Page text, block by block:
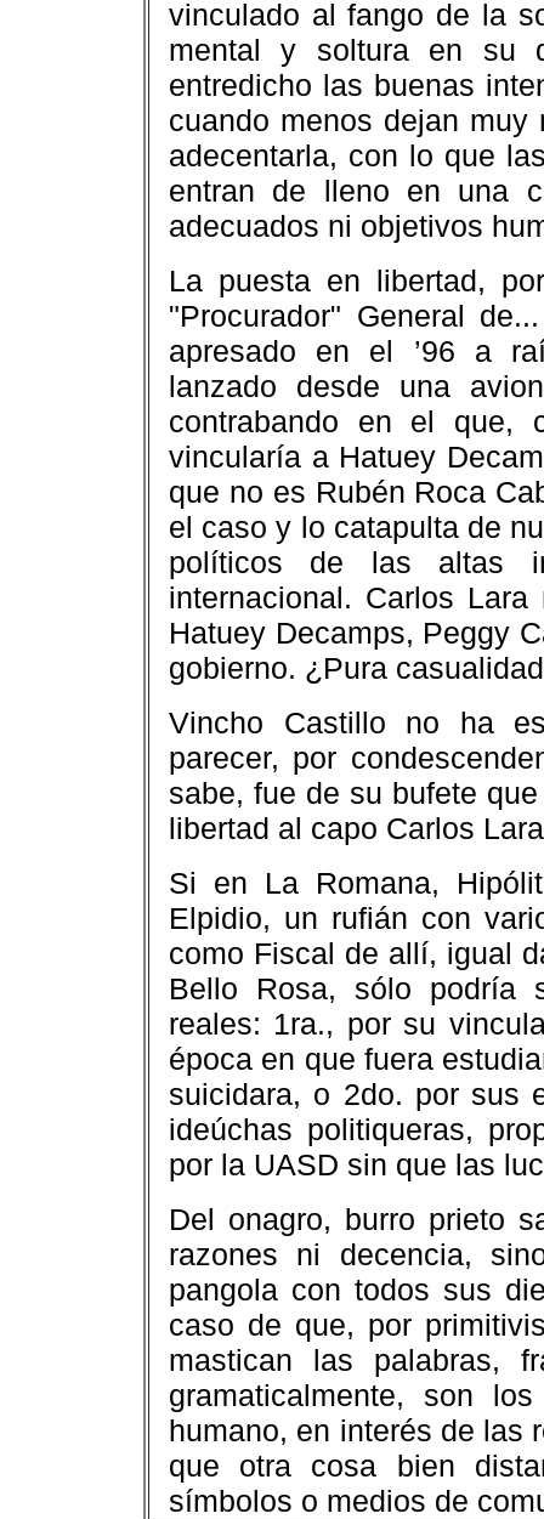
vinculado al fango de la
mental y soltura en su
entredicho las buenas
cuando menos dejan
adecentarla, con lo que
entran de lleno en una
adecuados ni objetivos
La puesta en libertad,
"Procurador" General
apresado en el ’96 a
lanzado desde una
contrabando en el que,
vincularía a Hatuey
que no es Rubén Roca
el caso y lo catapulta de
políticos de las altas
internacional. Carlos
Hatuey Decamps, Peggy
gobierno. ¿Pura
Vincho Castillo no ha
parecer, por
sabe, fue de su bufete
libertad al capo Carlos
Si en La Romana,
Elpidio, un rufián con
como Fiscal de allí, igual
Bello Rosa, sólo podría
reales: 1ra., por su
época en que fuera
suicidara, o 2do. por sus
ideúchas politiqueras,
por la UASD sin que las
Del onagro, burro prieto
razones ni decencia,
pangola con todos sus
caso de que, por
mastican las palabras,
gramaticalmente, son
humano, en interés de las
que otra cosa bien
símbolos o medios de